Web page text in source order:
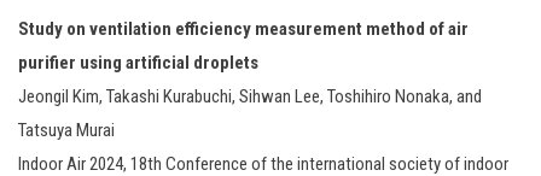
Study on ventilation efficiency measurement method of air
purifier using artificial droplets
Jeongil Kim, Takashi Kurabuchi, Sihwan Lee, Toshihiro Nonaka, and
Tatsuya Murai
Indoor Air 2024, 18th Conference of the international society of indoor